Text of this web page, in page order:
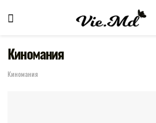
Киномания
Киномания